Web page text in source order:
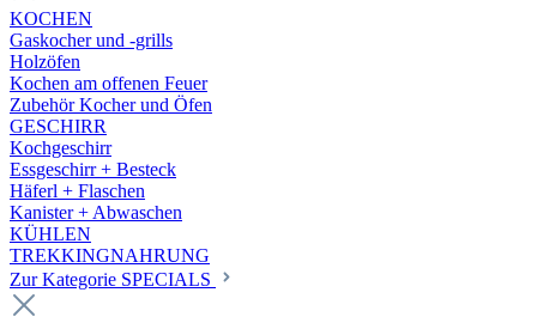
KOCHEN
Gaskocher und -grills
Holzöfen
Kochen am offenen Feuer
Zubehör Kocher und Öfen
GESCHIRR
Kochgeschirr
Essgeschirr + Besteck
Häferl + Flaschen
Kanister + Abwaschen
KÜHLEN
TREKKINGNAHRUNG
Zur Kategorie SPECIALS